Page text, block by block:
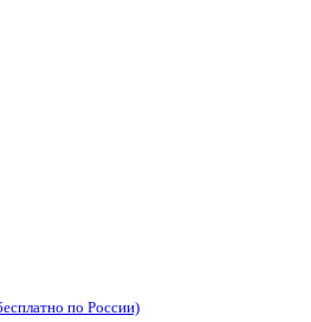
по России)